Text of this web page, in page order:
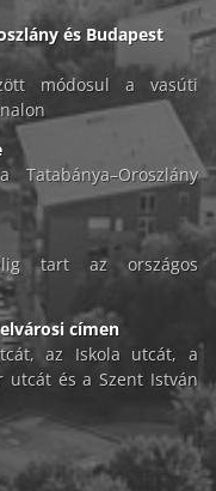
és Budapest
módosul a vasúti
tart az országos
címen
az Iskola utcát, a
utcát és a Szent István